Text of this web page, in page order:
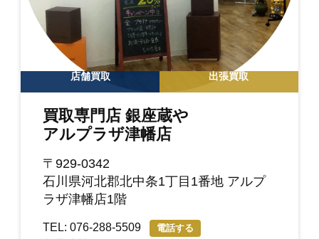
店舗買取 出張買取
買取専門店 銀座蔵や
アルプラザ津幡店
〒929-0342
石川県河北郡北中条1丁目1番地 アルプ
ラザ津幡店1階
TEL: 076-288-5509 電話する